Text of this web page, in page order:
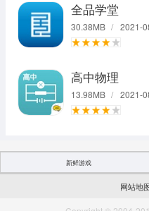
全品学堂
30.38MB / 2021-
高中物理
13.98MB / 2021-
新鲜游戏
网站地